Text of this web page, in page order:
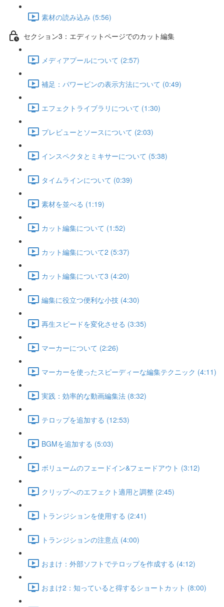
素材の読み込み (5:56)
セクション3：エディットページでのカット編集
メディアプールについて (2:57)
補足：パワービンの表示方法について (0:49)
エフェクトライブラリについて (1:30)
プレビューとソースについて (2:03)
インスペクタとミキサーについて (5:38)
タイムラインについて (0:39)
素材を並べる (1:19)
カット編集について (1:52)
カット編集について2 (5:37)
カット編集について3 (4:20)
編集に役立つ便利な小技 (4:30)
再生スピードを変化させる (3:35)
マーカーについて (2:26)
マーカーを使ったスピーディーな編集テクニック (4:11)
実践：効率的な動画編集法 (8:32)
テロップを追加する (12:53)
BGMを追加する (5:03)
ボリュームのフェードイン&フェードアウト (3:12)
クリップへのエフェクト適用と調整 (2:45)
トランジションを使用する (2:41)
トランジションの注意点 (4:00)
おまけ：外部ソフトでテロップを作成する (4:12)
おまけ2：知っていると得するショートカット (8:00)